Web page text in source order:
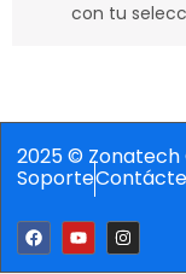
con tu
2025 © Zonatech
Soporte